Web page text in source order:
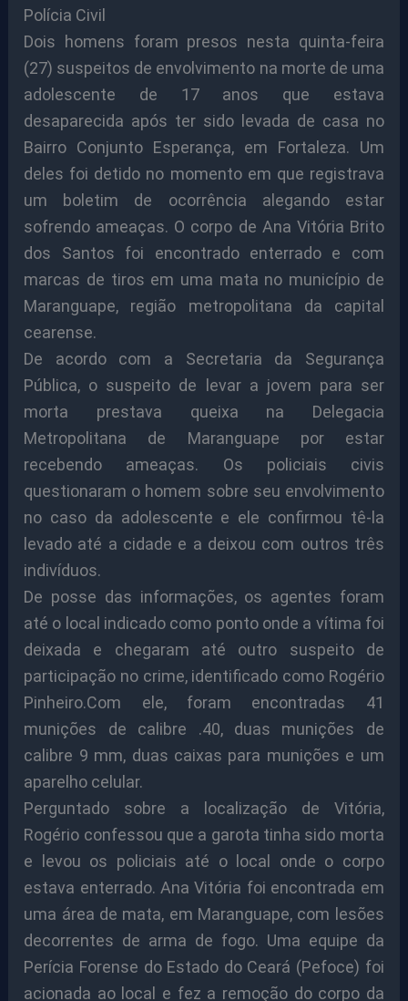
Polícia Civil
Dois homens foram presos nesta quinta-feira
(27) suspeitos de envolvimento na morte de uma
adolescente de 17 anos que estava
desaparecida após ter sido levada de casa no
Bairro Conjunto Esperança, em Fortaleza. Um
deles foi detido no momento em que registrava
um boletim de ocorrência alegando estar
sofrendo ameaças. O corpo de Ana Vitória Brito
dos Santos foi encontrado enterrado e com
marcas de tiros em uma mata no município de
Maranguape, região metropolitana da capital
cearense.
De acordo com a Secretaria da Segurança
Pública, o suspeito de levar a jovem para ser
morta prestava queixa na Delegacia
Metropolitana de Maranguape por estar
recebendo ameaças. Os policiais civis
questionaram o homem sobre seu envolvimento
no caso da adolescente e ele confirmou tê-la
levado até a cidade e a deixou com outros três
indivíduos.
De posse das informações, os agentes foram
até o local indicado como ponto onde a vítima foi
deixada e chegaram até outro suspeito de
participação no crime, identificado como Rogério
Pinheiro.Com ele, foram encontradas 41
munições de calibre .40, duas munições de
calibre 9 mm, duas caixas para munições e um
aparelho celular.
Perguntado sobre a localização de Vitória,
Rogério confessou que a garota tinha sido morta
e levou os policiais até o local onde o corpo
estava enterrado. Ana Vitória foi encontrada em
uma área de mata, em Maranguape, com lesões
decorrentes de arma de fogo. Uma equipe da
Perícia Forense do Estado do Ceará (Pefoce) foi
acionada ao local e fez a remoção do corpo da